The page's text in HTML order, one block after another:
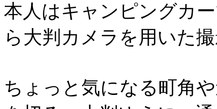
本人はキャンピングカ
ら大判カメラを用いた
ちょっと気になる町角